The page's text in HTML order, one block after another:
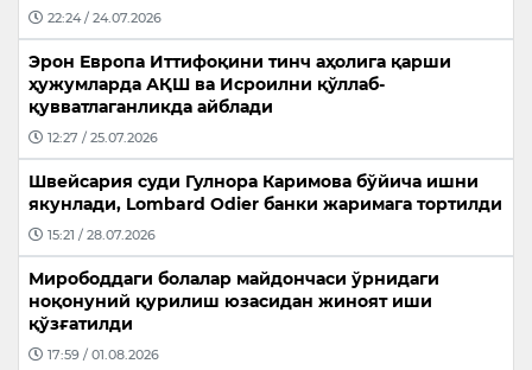
22:24 / 24.07.2026
Эрон Европа Иттифоқини тинч аҳолига қарши
ҳужумларда АҚШ ва Исроилни қўллаб-
қувватлаганликда айблади
12:27 / 25.07.2026
Швейсария суди Гулнора Каримова бўйича ишни
якунлади, Lombard Odier банки жаримага тортилди
15:21 / 28.07.2026
Мирободдаги болалар майдончаси ўрнидаги
ноқонуний қурилиш юзасидан жиноят иши
қўзғатилди
17:59 / 01.08.2026